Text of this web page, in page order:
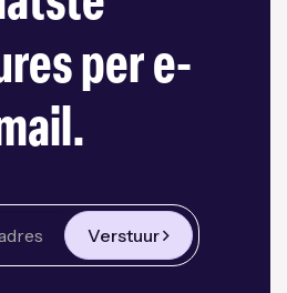
per e-
Verstuur